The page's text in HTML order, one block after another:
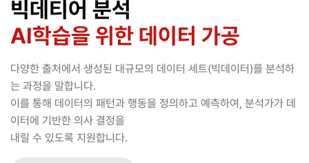
빅데티어 분석
AI학습을 위한 데이터 가공
다양한 출처에서 생성된 대규모의 데이터 세트(빅데이터)를 분석하
는 과정을 말합니다.
이를 통해 데이터의 패턴과 행동을 정의하고 예측하여, 분석가가 데
이터에 기반한 의사 결정을
내릴 수 있도록 지원합니다.